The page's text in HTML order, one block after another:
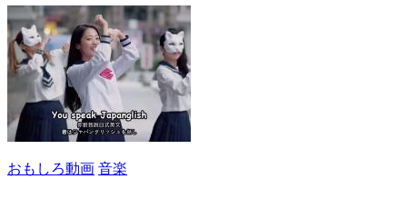
おもしろ動画 音楽